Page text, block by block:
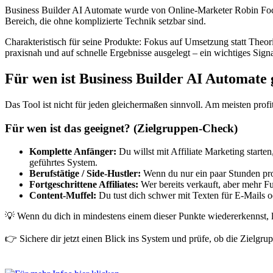
Business Builder AI Automate wurde von Online-Marketer Robin
Bereich, die ohne komplizierte Technik setzbar sind.
Charakteristisch für seine Produkte: Fokus auf Umsetzung statt
praxisnah und auf schnelle Ergebnisse ausgelegt – ein wichtiges
Für wen ist Business Builder AI Automate
Das Tool ist nicht für jeden gleichermaßen sinnvoll. Am meisten
Für wen ist das geeignet? (Zielgruppen-Check)
Komplette Anfänger: Du willst mit Affiliate Marketing
geführtes System.
Berufstätige / Side-Hustler: Wenn du nur ein paar Stunden
Fortgeschrittene Affiliates: Wer bereits verkauft, aber mehr
Content-Muffel: Du tust dich schwer mit Texten für E-Mails
💡 Wenn du dich in mindestens einem dieser Punkte
👉 Sichere dir jetzt einen Blick ins System und prüfe, ob die